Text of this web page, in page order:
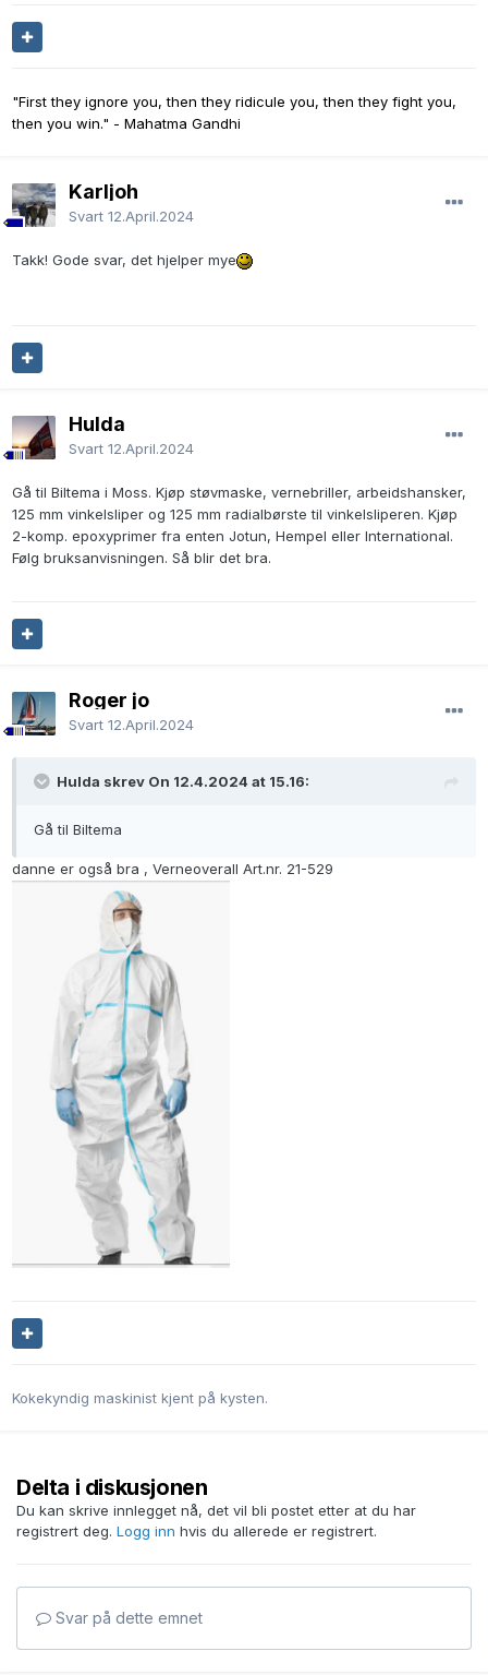
"First they ignore you, then they ridicule you, then they fight you,
then you win." - Mahatma Gandhi
Karljoh
Svart 12.April.2024
Takk! Gode svar, det hjelper mye
Hulda
Svart 12.April.2024
Gå til Biltema i Moss. Kjøp støvmaske, vernebriller, arbeidshansker,
125 mm vinkelsliper og 125 mm radialbørste til vinkelsliperen. Kjøp
2-komp. epoxyprimer fra enten Jotun, Hempel eller International.
Følg bruksanvisningen. Så blir det bra.
Roger jo
Svart 12.April.2024
Hulda skrev On 12.4.2024 at 15.16:
Gå til Biltema
danne er også bra , Verneoverall Art.nr. 21-529
Kokekyndig maskinist kjent på kysten.
Delta i diskusjonen
Du kan skrive innlegget nå, det vil bli postet etter at du har
registrert deg. Logg inn hvis du allerede er registrert.
Svar på dette emnet